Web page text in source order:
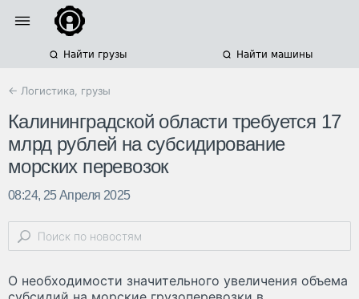
Найти грузы Найти машины
← Логистика, грузы
Калининградской области требуется 17
млрд рублей на субсидирование
морских перевозок
08:24, 25 Апреля 2025
О необходимости значительного увеличения объема